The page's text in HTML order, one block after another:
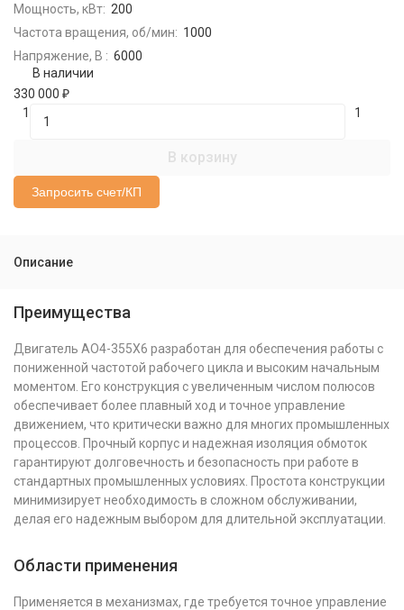
Мощность, кВт: 200
Частота вращения, об/мин: 1000
Напряжение, В : 6000
В наличии
330 000 ₽
1
1
В корзину
Запросить счет/КП
Описание
Преимущества
Двигатель АО4-355Х6 разработан для обеспечения работы с
пониженной частотой рабочего цикла и высоким начальным
моментом. Его конструкция с увеличенным числом полюсов
обеспечивает более плавный ход и точное управление
движением, что критически важно для многих промышленных
процессов. Прочный корпус и надежная изоляция обмоток
гарантируют долговечность и безопасность при работе в
стандартных промышленных условиях. Простота конструкции
минимизирует необходимость в сложном обслуживании,
делая его надежным выбором для длительной эксплуатации.
Области применения
Применяется в механизмах, где требуется точное управление